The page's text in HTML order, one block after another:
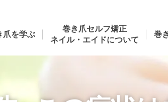
爪を学ぶ
巻き爪セルフ矯正
ネイル・エイドについて
巻